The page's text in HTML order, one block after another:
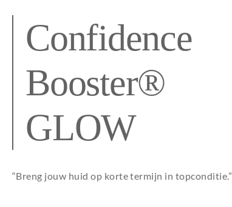
en
kakenConfidence
Booster®
GLOW
“Breng jouw huid op korte termijn in topconditie.”